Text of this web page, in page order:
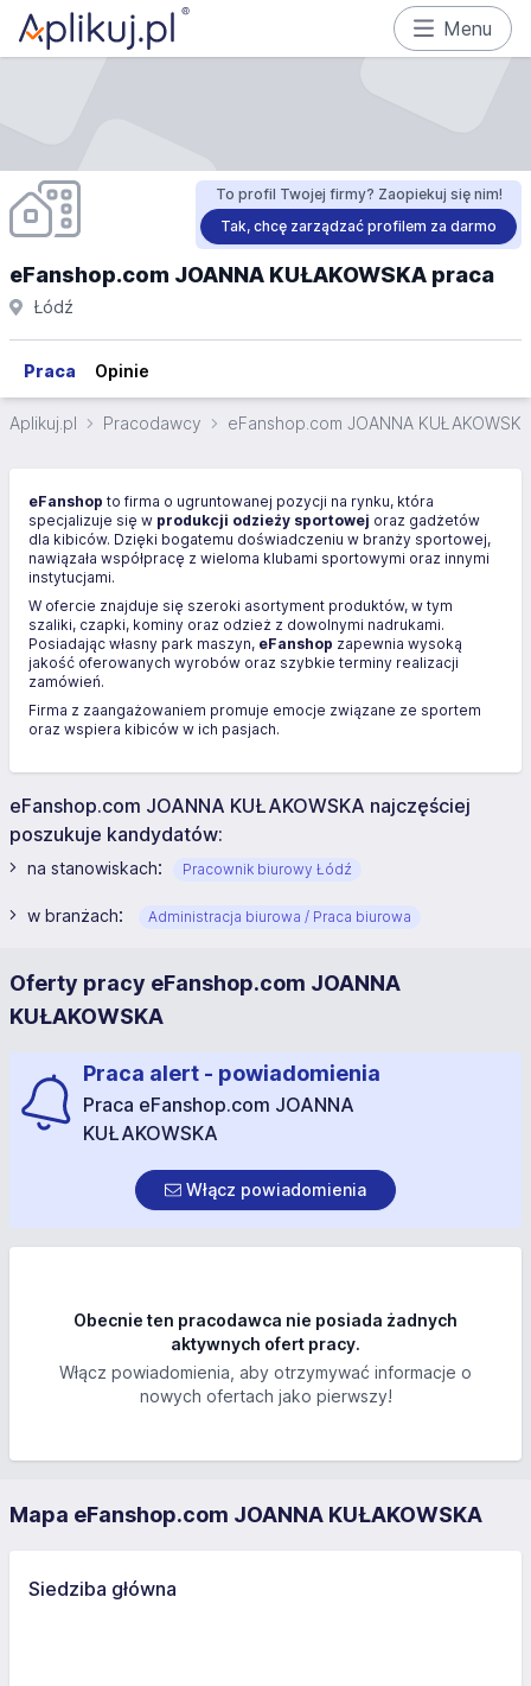
Menu
To profil Twojej firmy? Zaopiekuj się nim!
Tak, chcę zarządzać profilem za darmo
eFanshop.com JOANNA KUŁAKOWSKA praca
Łódź
Praca Opinie
Aplikuj.pl Pracodawcy eFanshop.com JOANNA KUŁAKOWSKA
eFanshop to firma o ugruntowanej pozycji na rynku, która
specjalizuje się w produkcji odzieży sportowej oraz gadżetów
dla kibiców. Dzięki bogatemu doświadczeniu w branży sportowej,
nawiązała współpracę z wieloma klubami sportowymi oraz innymi
instytucjami.
W ofercie znajduje się szeroki asortyment produktów, w tym
szaliki, czapki, kominy oraz odzież z dowolnymi nadrukami.
Posiadając własny park maszyn, eFanshop zapewnia wysoką
jakość oferowanych wyrobów oraz szybkie terminy realizacji
zamówień.
Firma z zaangażowaniem promuje emocje związane ze sportem
oraz wspiera kibiców w ich pasjach.
eFanshop.com JOANNA KUŁAKOWSKA najczęściej
poszukuje kandydatów:
na stanowiskach: Pracownik biurowy Łódź
w branżach: Administracja biurowa / Praca biurowa
Oferty pracy eFanshop.com JOANNA
KUŁAKOWSKA
Praca alert - powiadomienia
Praca eFanshop.com JOANNA
KUŁAKOWSKA
Włącz powiadomienia
Obecnie ten pracodawca nie posiada żadnych
aktywnych ofert pracy.
Włącz powiadomienia, aby otrzymywać informacje o
nowych ofertach jako pierwszy!
Mapa eFanshop.com JOANNA KUŁAKOWSKA
Siedziba główna